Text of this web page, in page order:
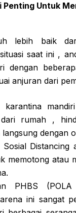
Untuk
lebih baik
saat ini ,
dengan
anjuran dari
karantina
dari rumah ,
dengan
Sosial Distancing
memotong atau
PHBS
ini sangat